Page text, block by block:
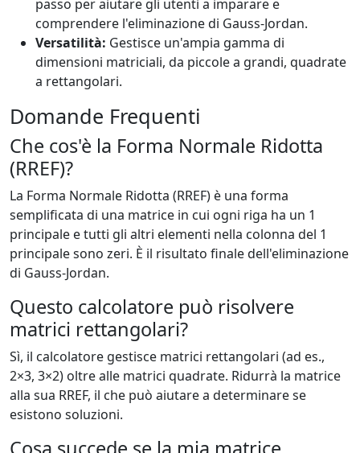
passo per aiutare gli utenti a imparare e
comprendere l'eliminazione di Gauss-Jordan.
Versatilità: Gestisce un'ampia gamma di
dimensioni matriciali, da piccole a grandi, quadrate
a rettangolari.
Domande Frequenti
Che cos'è la Forma Normale Ridotta
(RREF)?
La Forma Normale Ridotta (RREF) è una forma
semplificata di una matrice in cui ogni riga ha un 1
principale e tutti gli altri elementi nella colonna del 1
principale sono zeri. È il risultato finale dell'eliminazione
di Gauss-Jordan.
Questo calcolatore può risolvere
matrici rettangolari?
Sì, il calcolatore gestisce matrici rettangolari (ad es.,
2×3, 3×2) oltre alle matrici quadrate. Ridurrà la matrice
alla sua RREF, il che può aiutare a determinare se
esistono soluzioni.